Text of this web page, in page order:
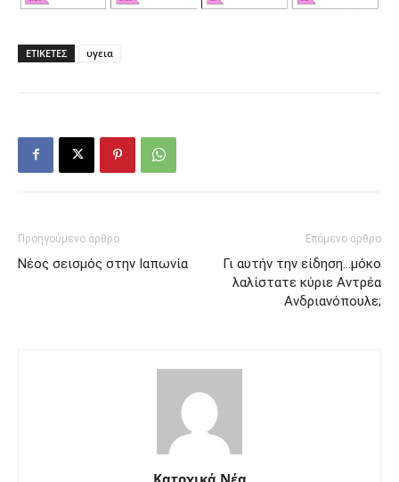
ΕΤΙΚΕΤΕΣ υγεια
Προηγούμενο άρθρο
Νέος σεισμός στην Ιαπωνία
Επόμενο άρθρο
Γι αυτήν την είδηση…μόκο
λαλίστατε κύριε Αντρέα
Ανδριανόπουλε;
Κατοχικά Νέα